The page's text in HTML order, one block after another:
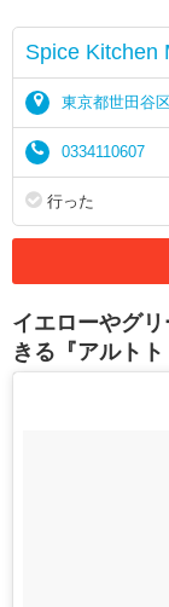
Spice Kitchen
東京都世田谷
0334110607
行った
イエローやグ
きる『アルトト